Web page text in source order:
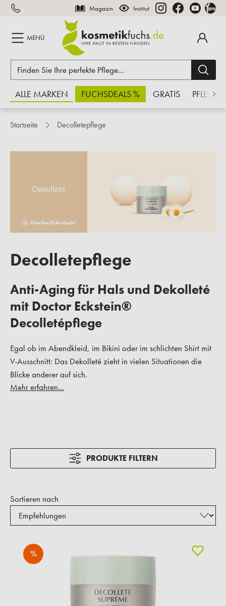
springen Magazin Institut
MENÜ
ALLE MARKEN FUCHSDEALS % GRATIS PFLEGE
Startseite Decolletepflege
Decolletepflege
Anti-Aging für Hals und Dekolleté
mit Doctor Eckstein®
Decolletépflege
Egal ob im Abendkleid, im Bikini oder im schlichten Shirt mit
V-Ausschnitt: Das Dekolleté zieht in vielen Situationen die
Blicke anderer auf sich.
Mehr erfahren...
PRODUKTE FILTERN
Sortieren nach
%